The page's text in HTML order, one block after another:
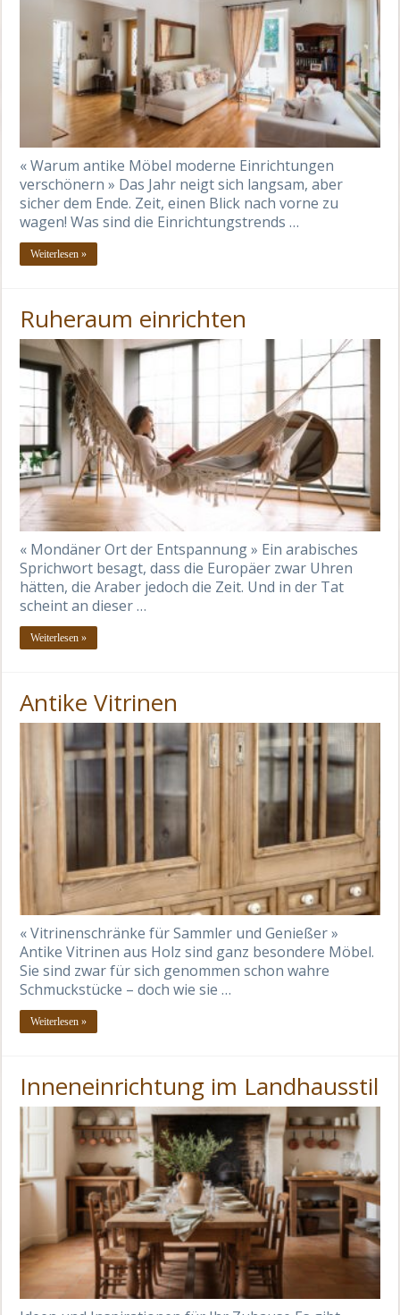
« Warum antike Möbel moderne Einrichtungen
verschönern » Das Jahr neigt sich langsam, aber
sicher dem Ende. Zeit, einen Blick nach vorne zu
wagen! Was sind die Einrichtungstrends …
Weiterlesen »
Ruheraum einrichten
« Mondäner Ort der Entspannung » Ein arabisches
Sprichwort besagt, dass die Europäer zwar Uhren
hätten, die Araber jedoch die Zeit. Und in der Tat
scheint an dieser …
Weiterlesen »
Antike Vitrinen
« Vitrinenschränke für Sammler und Genießer »
Antike Vitrinen aus Holz sind ganz besondere Möbel.
Sie sind zwar für sich genommen schon wahre
Schmuckstücke – doch wie sie …
Weiterlesen »
Inneneinrichtung im Landhausstil